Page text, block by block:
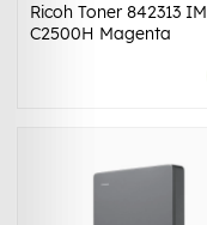
Ricoh Toner 842313 IM
C2500H Magenta